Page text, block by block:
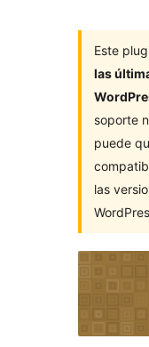
Este
las
soporte
puede
las